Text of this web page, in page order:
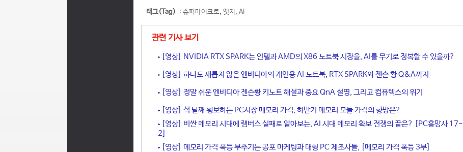
태그(Tag) : 슈퍼마이크로, 엣지 , AI
관련 기사 보기
[영상] NVIDIA RTX SPARK는 인텔과 AMD의 X86 노트북 시장을, AI를 무기로 정복할 수 있을까?
[영상] 하나도 새롭지 않은 엔비디아의 개인용 AI 노트북, RTX SPARK와 젠슨 황 Q&A까지
[영상] 정말 쉬운 엔비디아 젠슨황 키노트 해설과 중요 QnA 설명, 그리고 컴퓨텍스의 위기
[영상] 석 달째 횡보하는 PC시장 메모리 가격, 하반기 메모리 모듈 가격의 향방은?
[영상] 비싼 메모리 시대에 램버스 실패로 알아보는, AI 시대 메모리 확보 전쟁의 끝은? [PC흥망사 17-
2]
[영상] 메모리 가격 폭등 부추기는 공포 마케팅과 대형 PC 제조사들, [메모리 가격 폭등 3부]